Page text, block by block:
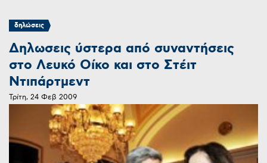
δηλώσεις
Δηλωσεις ύστερα από συναντήσεις
στο Λευκό Οίκο και στο Στέιτ
Ντιπάρτμεντ
Τρίτη, 24 Φεβ 2009